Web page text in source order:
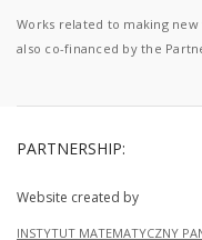
Works related to making
also co-financed by the
PARTNERSHIP:
Website created by
INSTYTUT MATEMATYCZNY